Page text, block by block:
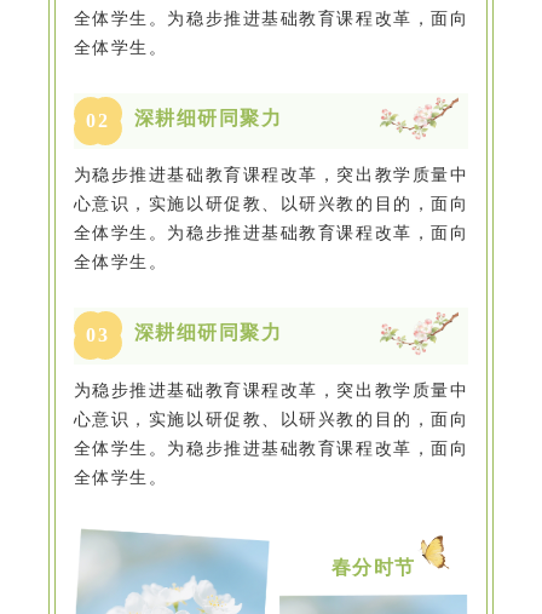
全体学生。为稳步推进基础教育课程改革，面向
全体学生。
02 深耕细研同聚力
为稳步推进基础教育课程改革，突出教学质量中
心意识，实施以研促教、以研兴教的目的，面向
全体学生。为稳步推进基础教育课程改革，面向
全体学生。
03 深耕细研同聚力
为稳步推进基础教育课程改革，突出教学质量中
心意识，实施以研促教、以研兴教的目的，面向
全体学生。为稳步推进基础教育课程改革，面向
全体学生。
春分时节